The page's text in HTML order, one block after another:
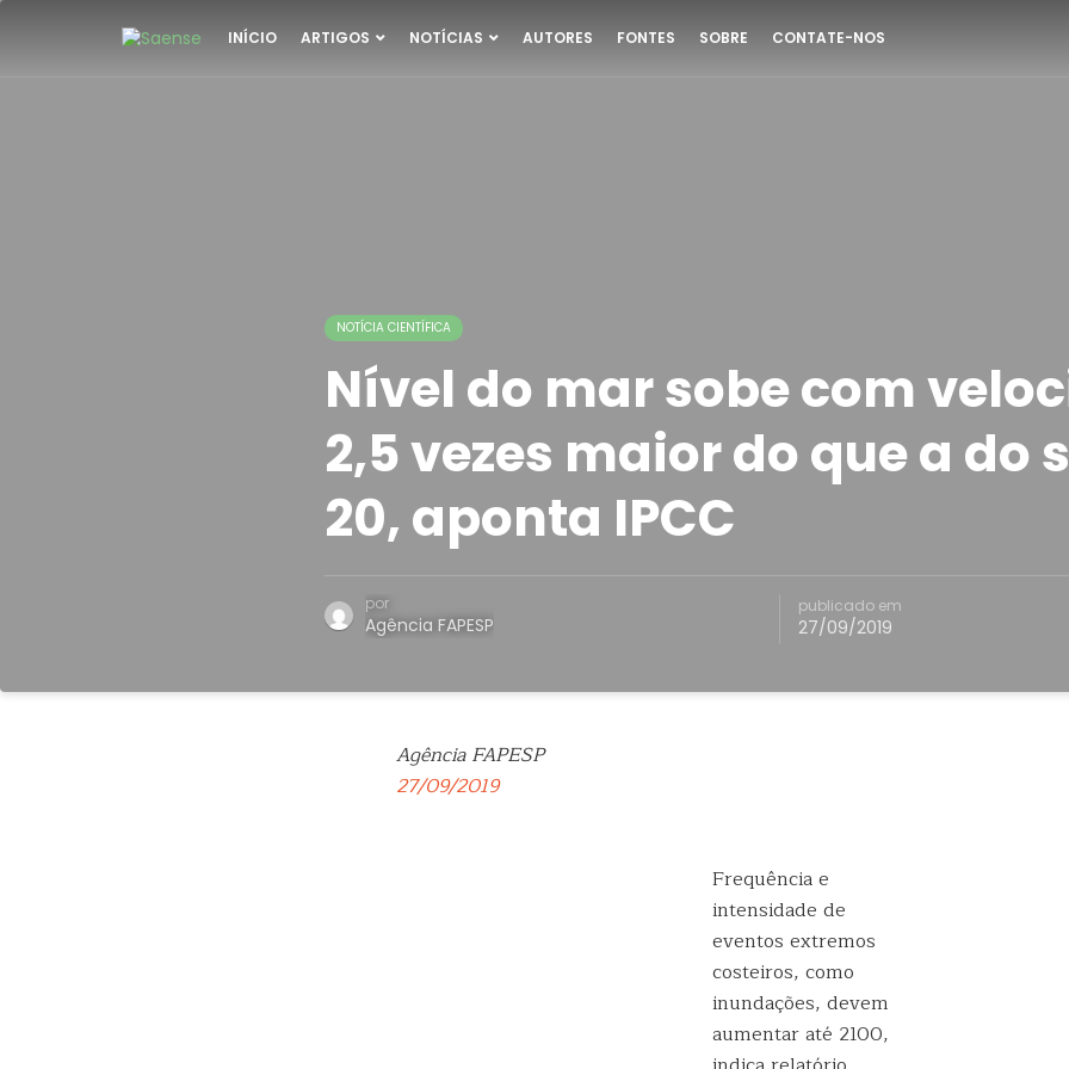
INÍCIO ARTIGOS NOTÍCIAS AUTORES FONTES SOBRE CONTATE-NOS
NOTÍCIA CIENTÍFICA
Nível do mar sobe com
2,5 vezes maior do que a do
20, aponta IPCC
por
Agência FAPESP
publicado em
27/09/2019
Agência FAPESP
27/09/2019
Frequência e
intensidade de
eventos extremos
costeiros, como
inundações, devem
aumentar até 2100,